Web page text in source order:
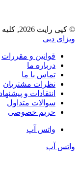
© کپی رایت 2026, کلیه حقوق محفوظ است |
ویزای دبی
قوانین و مقررات
درباره ما
تماس با ما
نظرات مشتریان
انتقادات و
سوالات متداول
حریم خصوصی
واتس آپ
واتس آپ